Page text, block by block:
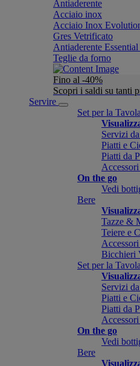
Antiaderente
Acciaio inox
Acciaio Inox
Gres Vetrificato
Antiaderente
Teglie da forno
Fino al -40%
Scopri i saldi su tanti
Servire
Set per la Tavola
Servizi
Piatti e
Piatti da
On the go
Vedi
Bere
Tazze &
Teiere e
Bicchieri
Set per la Tavola
Servizi
Piatti e
Piatti da
On the go
Vedi
Bere